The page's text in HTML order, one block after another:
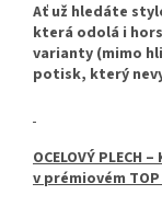
Ať už hledáte
která odolá i
varianty (mimo
potisk, který
OCELOVÝ
v prémiovém